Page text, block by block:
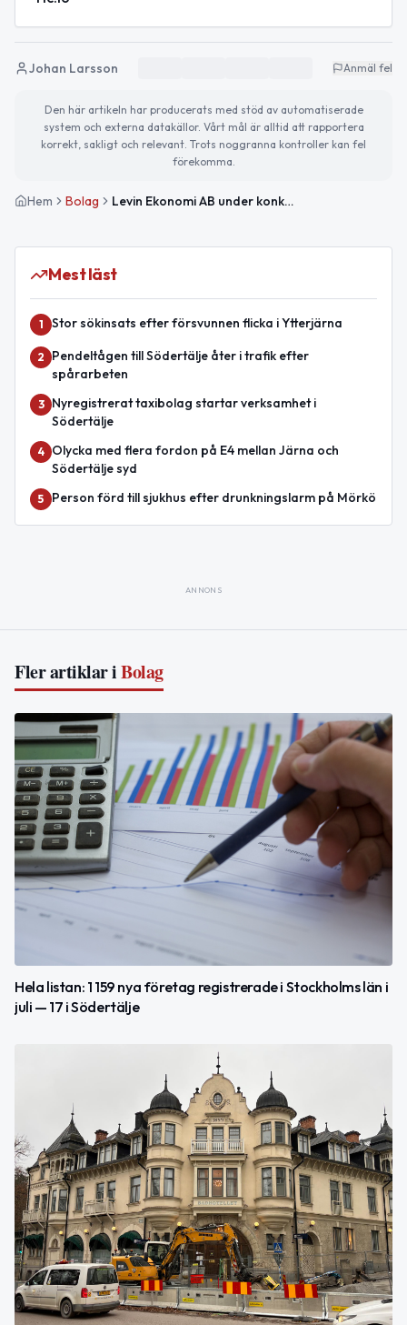
Johan Larsson Anmäl fel
Den här artikeln har producerats med stöd av automatiserade
system och externa datakällor. Vårt mål är alltid att rapportera
korrekt, sakligt och relevant. Trots noggranna kontroller kan fel
förekomma.
Hem Bolag Levin Ekonomi AB under konkursförfarande sedan 2026
Mest läst
1 Stor sökinsats efter försvunnen flicka i Ytterjärna
2
Pendeltågen till Södertälje åter i trafik efter
spårarbeten
3
Nyregistrerat taxibolag startar verksamhet i
Södertälje
4
Olycka med flera fordon på E4 mellan Järna och
Södertälje syd
5 Person förd till sjukhus efter drunkningslarm på Mörkö
ANNONS
Fler artiklar iBolag
Hela listan: 1 159 nya företag registrerade i Stockholms län i
juli — 17 i Södertälje